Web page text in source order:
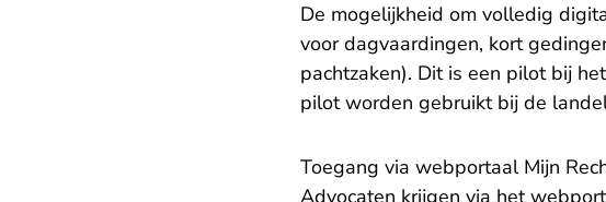
De mogelijkheid om volledig
voor dagvaardingen, kort
pachtzaken). Dit is een pilot bij het
pilot worden gebruikt bij de
Toegang via webportaal Mijn